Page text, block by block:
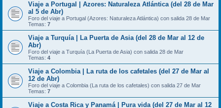
Viaje a Portugal | Azores: Naturaleza Atlántica (del 28 de Mar
al 5 de Abr)
Foro del viaje a Portugal (Azores: Naturaleza Atlántica) con salida 28 de Mar
Temas: 7
Viaje a Turquía | La Puerta de Asia (del 28 de Mar al 12 de
Abr)
Foro del viaje a Turquía (La Puerta de Asia) con salida 28 de Mar
Temas: 4
Viaje a Colombia | La ruta de los cafetales (del 27 de Mar al
12 de Abr)
Foro del viaje a Colombia (La ruta de los cafetales) con salida 27 de Mar
Temas: 7
Viaje a Costa Rica y Panamá | Pura vida (del 27 de Mar al 12